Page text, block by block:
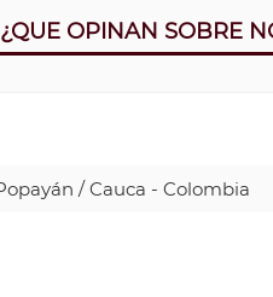
¿QUE OPINAN SOBRE
/ Cauca - Colombia